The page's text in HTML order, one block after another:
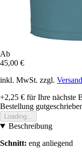
Ab
45,00 €
inkl. MwSt. zzgl.
+2,25 € für Ihre nächste
Bestellung
Loading...
Beschreibung
Schnitt: eng anliegend